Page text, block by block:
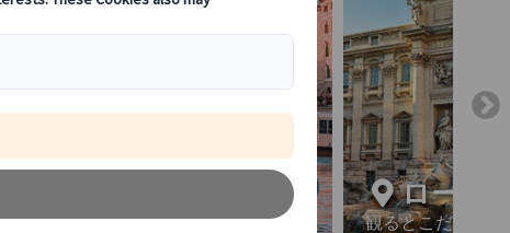
水路が入り組む美しい風景
ローマ
観るとこだらけ！